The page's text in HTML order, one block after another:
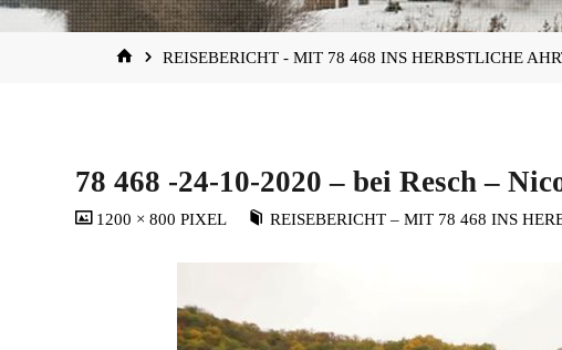
START
REISEBERICHT - MIT 78 468 INS HERBSTLICHE
78 468 -24-10-2020 – bei Resch –
VOLLSTÄNDIGE
1200 × 800 PIXEL REISEBERICHT – MIT 78 468 INS